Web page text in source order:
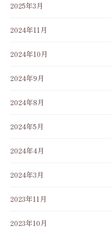
2025年3月
2024年11月
2024年10月
2024年9月
2024年8月
2024年5月
2024年4月
2024年3月
2023年11月
2023年10月